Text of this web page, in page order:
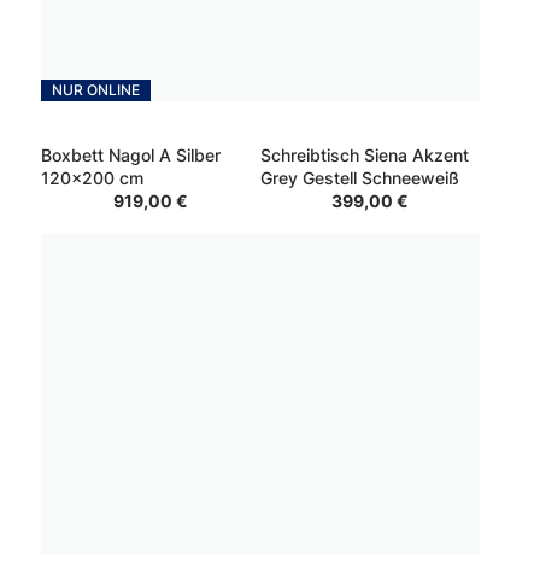
NUR ONLINE
Boxbett Nagol A Silber
120x200 cm
919,00 €
Schreibtisch Siena Akzent
Grey Gestell Schneeweiß
399,00 €